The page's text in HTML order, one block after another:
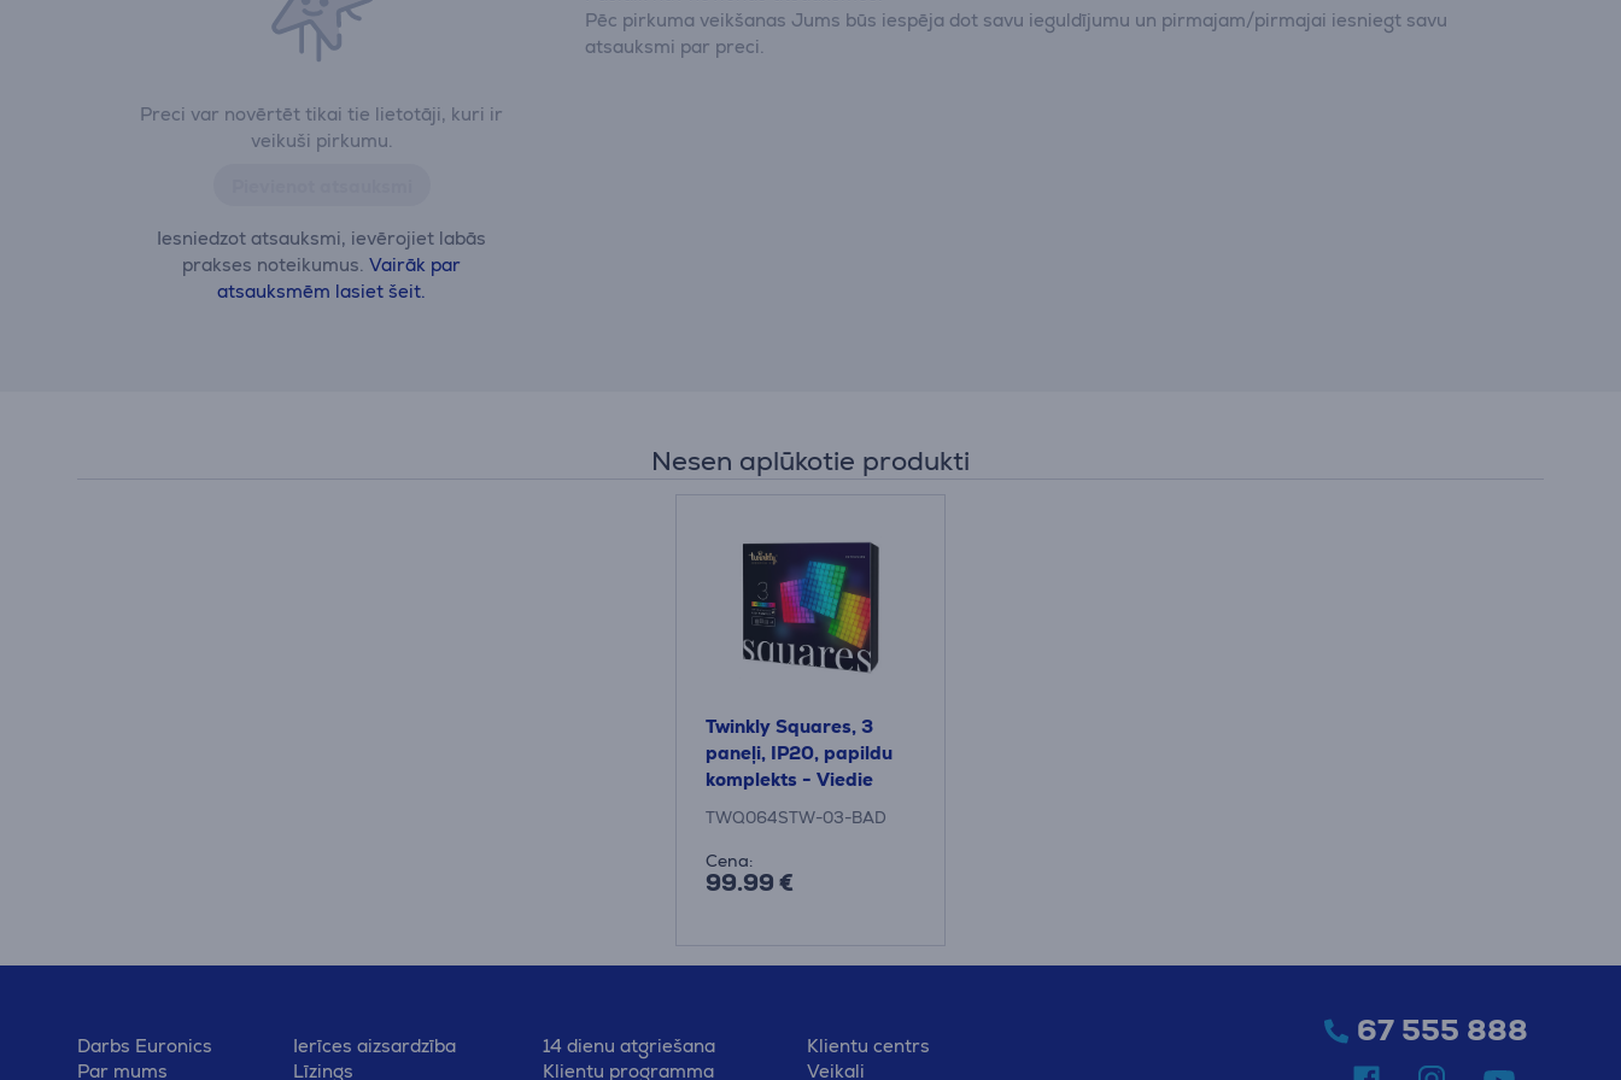
Preci var novērtēt tikai tie lietotāji, kuri ir
veikuši pirkumu.
Iesniedzot atsauksmi, ievērojiet labās
prakses noteikumus.Vairāk par
atsauksmēm lasiet šeit.
Pēc pirkuma veikšanas Jums būs iespēja dot savu ieguldījumu un pirmajam/pirmajai iesniegt savu
atsauksmi par preci.
Nesen aplūkotie produkti
Twinkly Squares, 3
paneļi, IP20, papildu
komplekts - Viedie
gaismas paneļi
TWQ064STW-03-BAD
Cena:
99.99 €
Darbs Euronics
Par mums
Ierīces aizsardzība
Līzings
14 dienu atgriešana
Klientu programma
Klientu centrs
Veikali
67 555 888